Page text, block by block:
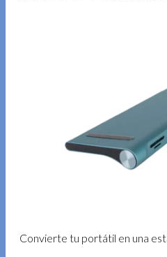
Convierte tu portátil en una